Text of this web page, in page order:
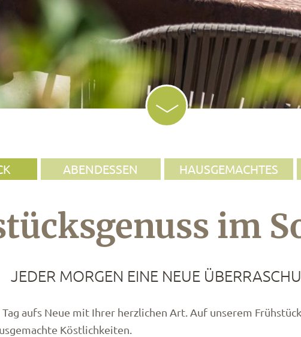
ABENDESSEN HAUSGEMACHTES
im
JEDER MORGEN EINE NEUE
aufs Neue mit Ihrer herzlichen Art. Auf unserem
Köstlichkeiten.